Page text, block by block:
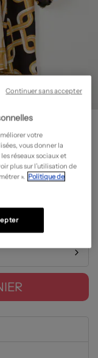
votre
vous donner la
réseaux sociaux et
plus sur l’utilisation de
». Politique de
Continuer sans accepter